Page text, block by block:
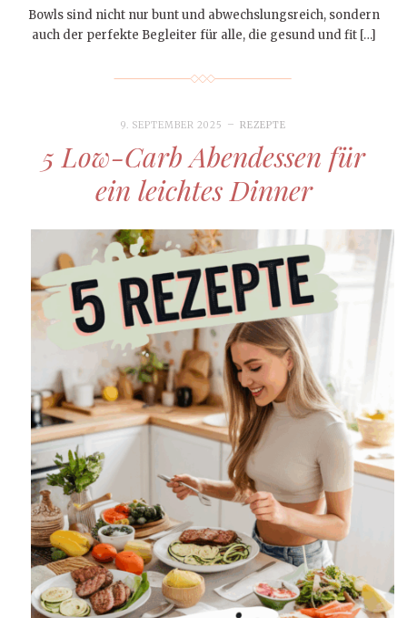
Bowls sind nicht nur bunt und abwechslungsreich, sondern
auch der perfekte Begleiter für alle, die gesund und fit […]
9. SEPTEMBER 2025 REZEPTE
5 Low-Carb Abendessen für
ein leichtes Dinner